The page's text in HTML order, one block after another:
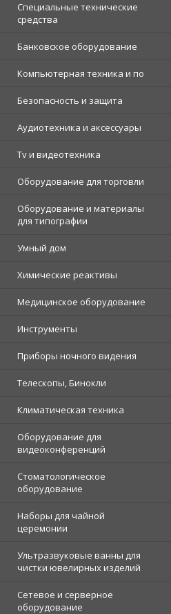
Специальные технические
средства
Банковское оборудование
Компьютерная техника и по
Безопасность и защита
Аудиотехника и аксессуары
Tv и видеотехника
Оборудование для торговли
Оборудование и материалы
для типографии
Умный дом
Химические реактивы
Медицинское оборудование
Инструменты
Приборы ночного видения
Телескопы, Бинокли
Климатическая техника
Оборудование для
видеоконференций
Стоматологическое
оборудование
Наборы для чайной
церемонии
Ультразвуковые ванны для
чистки ювелирных изделий
Сетевое и серверное
оборудование